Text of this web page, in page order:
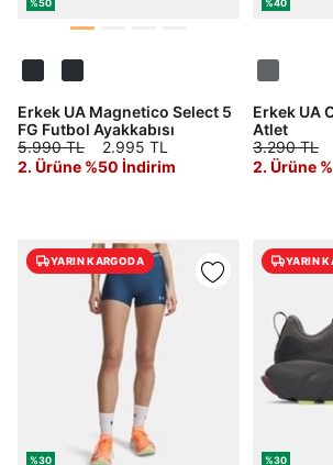
DOĞRU
ARMOUR
Hangi bölgede alışveriş
Birleşik Krallık
%50
Erkek UA Magnetico Select 5
FG Futbol Ayakkabısı
5.990 TL
2.995 TL
2. Ürüne %50 İndirim
%40
Erkek UA
Atlet
3.290 TL
2. Ürüne
%30
YARIN KARGODA
%30
YARIN